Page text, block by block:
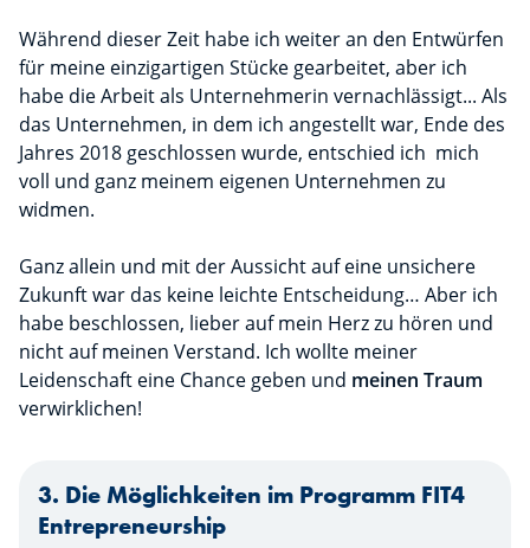
Während dieser Zeit habe ich weiter an den Entwürfen
für meine einzigartigen Stücke gearbeitet, aber ich
habe die Arbeit als Unternehmerin vernachlässigt... Als
das Unternehmen, in dem ich angestellt war, Ende des
Jahres 2018 geschlossen wurde, entschied ich mich
voll und ganz meinem eigenen Unternehmen zu
widmen.
Ganz allein und mit der Aussicht auf eine unsichere
Zukunft war das keine leichte Entscheidung… Aber ich
habe beschlossen, lieber auf mein Herz zu hören und
nicht auf meinen Verstand. Ich wollte meiner
Leidenschaft eine Chance geben und meinen Traum
verwirklichen!
3. Die Möglichkeiten im Programm FIT4
Entrepreneurship